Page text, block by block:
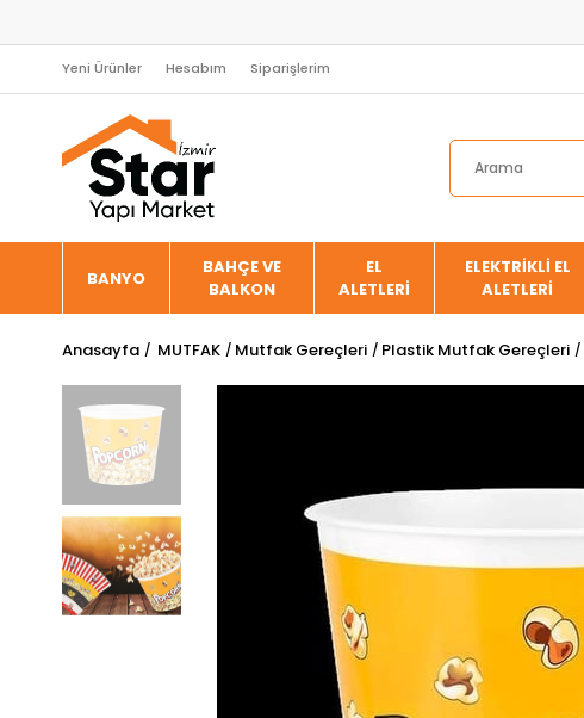
Yeni Ürünler Hesabım Siparişlerim
BANYO
BAHÇE VE
BALKON
EL
ALETLERİ
ELEKTRİKLİ EL
ALETLERİ
Anasayfa MUTFAK Mutfak Gereçleri Plastik Mutfak Gereçleri